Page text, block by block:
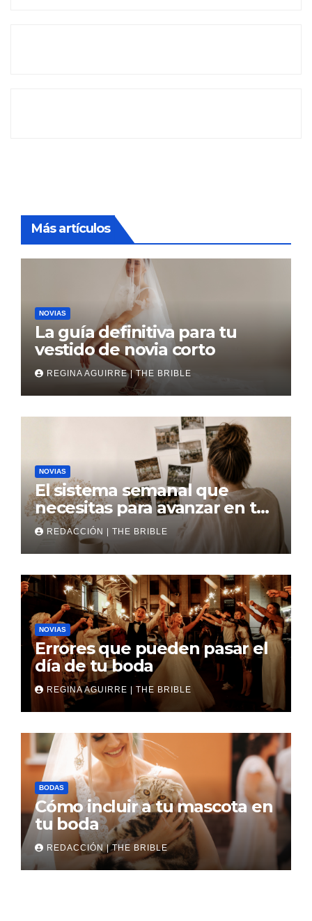
Más artículos
NOVIAS
La guía definitiva para tu
vestido de novia corto
REGINA AGUIRRE | THE BRIBLE
NOVIAS
El sistema semanal que
necesitas para avanzar en tu
boda
REDACCIÓN | THE BRIBLE
NOVIAS
Errores que pueden pasar el
día de tu boda
REGINA AGUIRRE | THE BRIBLE
BODAS
Cómo incluir a tu mascota en
tu boda
REDACCIÓN | THE BRIBLE